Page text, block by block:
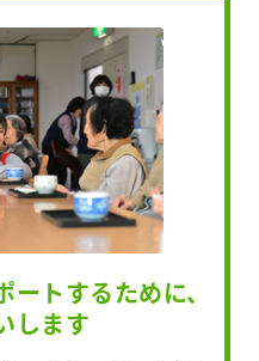
トするために、
します